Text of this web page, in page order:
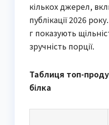
кількох джерел,
публікації 2026
г показують
зручність порції.
Таблиця топ-
білка